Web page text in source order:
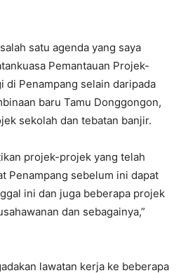
satu agenda yang saya
Pemantauan Projek-
di Penampang selain daripada
baru Tamu Donggongon,
sekolah dan tebatan banjir.
projek-projek yang telah
Penampang sebelum ini dapat
ini dan juga beberapa projek
dan sebagainya,”
lawatan kerja ke beberapa